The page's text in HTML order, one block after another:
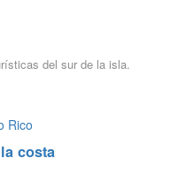
del sur de la isla.
costa